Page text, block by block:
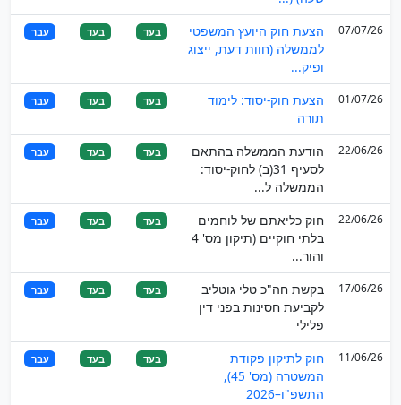
07/07/26
הצעת חוק היועץ המשפטי
לממשלה (חוות דעת, ייצוג
ופיק...
בעד בעד עבר
01/07/26
הצעת חוק-יסוד: לימוד
תורה
בעד בעד עבר
22/06/26
הודעת הממשלה בהתאם
לסעיף 31(ב) לחוק-יסוד:
הממשלה ל...
בעד בעד עבר
22/06/26
חוק כליאתם של לוחמים
בלתי חוקיים (תיקון מס' 4
והור...
בעד בעד עבר
17/06/26
בקשת חה"כ טלי גוטליב
לקביעת חסינות בפני דין
פלילי
בעד בעד עבר
11/06/26
חוק לתיקון פקודת
המשטרה (מס' 45),
התשפ"ו–2026
בעד בעד עבר